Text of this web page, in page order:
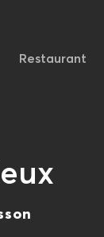
Restaurant